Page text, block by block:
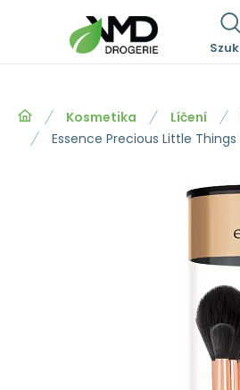
Kosmetika Líčení
Essence Precious Little